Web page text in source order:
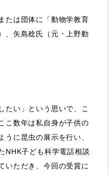
たは団体に「動物学教育
、矢島稔氏（元・上野動
たい」という思いで、こ
こ数年は私自身が子供の
に昆虫の展示を行い、
NHK子ども科学電話相談
いただき、今回の受賞に